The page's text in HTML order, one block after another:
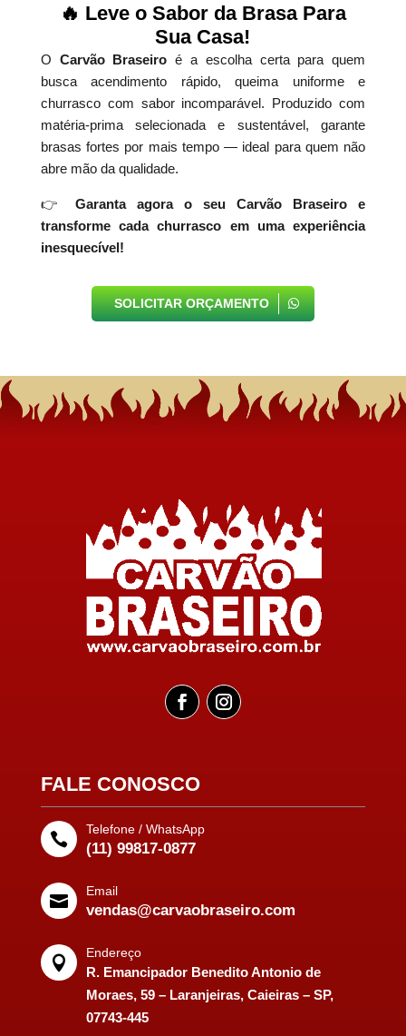
🔥 Leve o Sabor da Brasa Para
Sua Casa!
O Carvão Braseiro é a escolha certa para quem
busca acendimento rápido, queima uniforme e
churrasco com sabor incomparável. Produzido com
matéria-prima selecionada e sustentável, garante
brasas fortes por mais tempo — ideal para quem não
abre mão da qualidade.
👉
Garanta agora o seu Carvão Braseiro e
transforme cada churrasco em uma experiência
inesquecível!
SOLICITAR ORÇAMENTO
FALE CONOSCO

Telefone / WhatsApp
(11) 99817-0877

Email
vendas@carvaobraseiro.com

Endereço
R. Emancipador Benedito Antonio de
Moraes, 59 – Laranjeiras, Caieiras – SP,
07743-445